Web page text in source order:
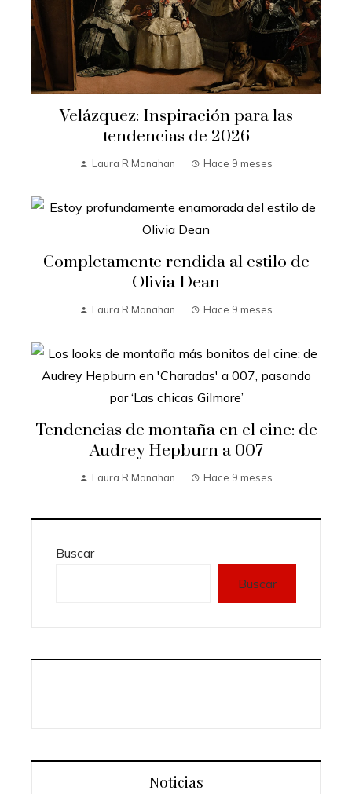
Velázquez: Inspiración para las
tendencias de 2026
Laura R Manahan Hace 9 meses
Completamente rendida al estilo de
Olivia Dean
Laura R Manahan Hace 9 meses
Tendencias de montaña en el cine: de
Audrey Hepburn a 007
Laura R Manahan Hace 9 meses
Buscar
Buscar
Noticias